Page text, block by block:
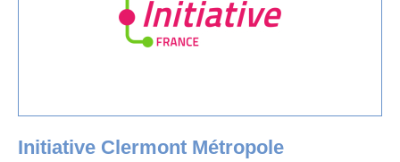
Initiative Clermont Métropole